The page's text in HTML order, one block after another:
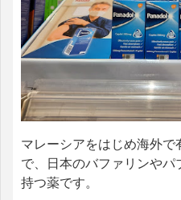
マレーシアをはじめ海外
で、日本のバファリンや
持つ薬です。